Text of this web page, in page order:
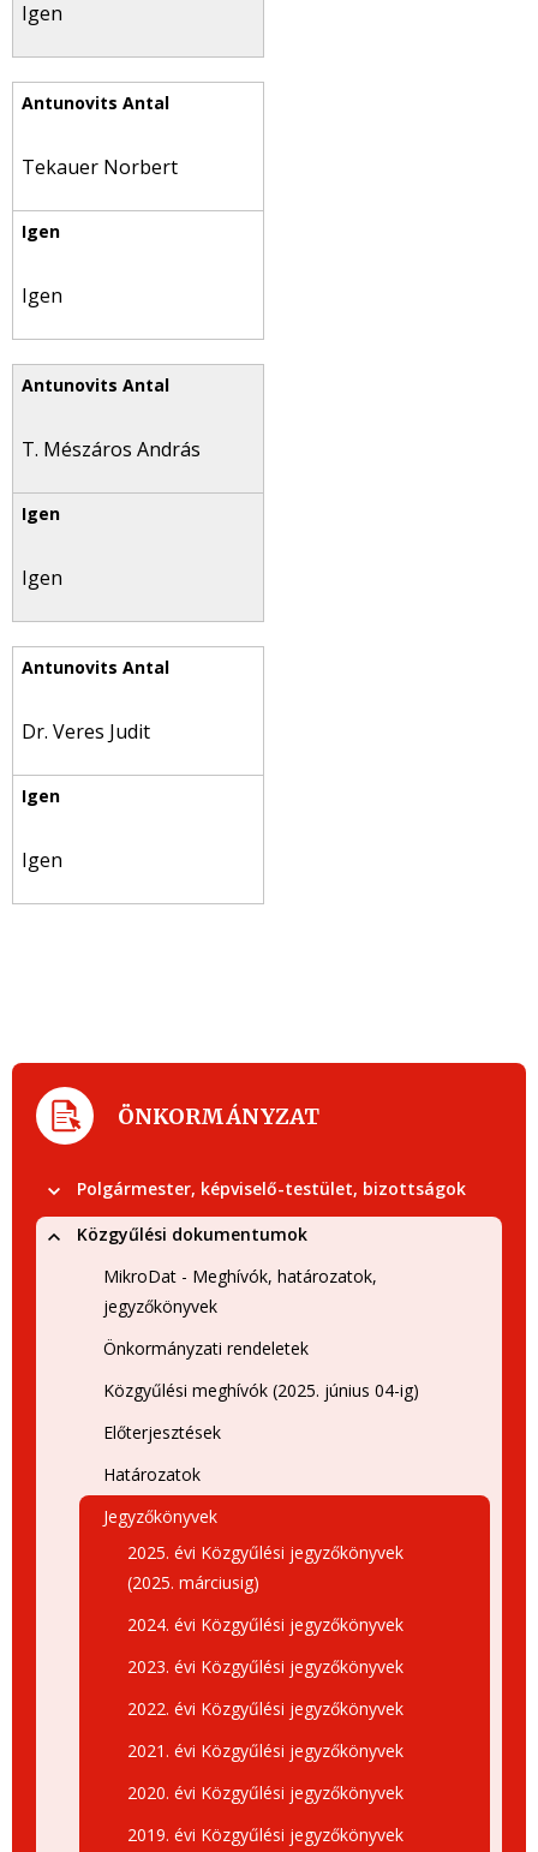
Igen
Tekauer Norbert
Igen
T. Mészáros András
Igen
Dr. Veres Judit
Igen
ÖNKORMÁNYZAT
Polgármester, képviselő-testület, bizottságok
Közgyűlési dokumentumok
MikroDat - Meghívók, határozatok,
jegyzőkönyvek
Önkormányzati rendeletek
Közgyűlési meghívók (2025. június 04-ig)
Előterjesztések
Határozatok
Jegyzőkönyvek
2025. évi Közgyűlési jegyzőkönyvek
(2025. márciusig)
2024. évi Közgyűlési jegyzőkönyvek
2023. évi Közgyűlési jegyzőkönyvek
2022. évi Közgyűlési jegyzőkönyvek
2021. évi Közgyűlési jegyzőkönyvek
2020. évi Közgyűlési jegyzőkönyvek
2019. évi Közgyűlési jegyzőkönyvek